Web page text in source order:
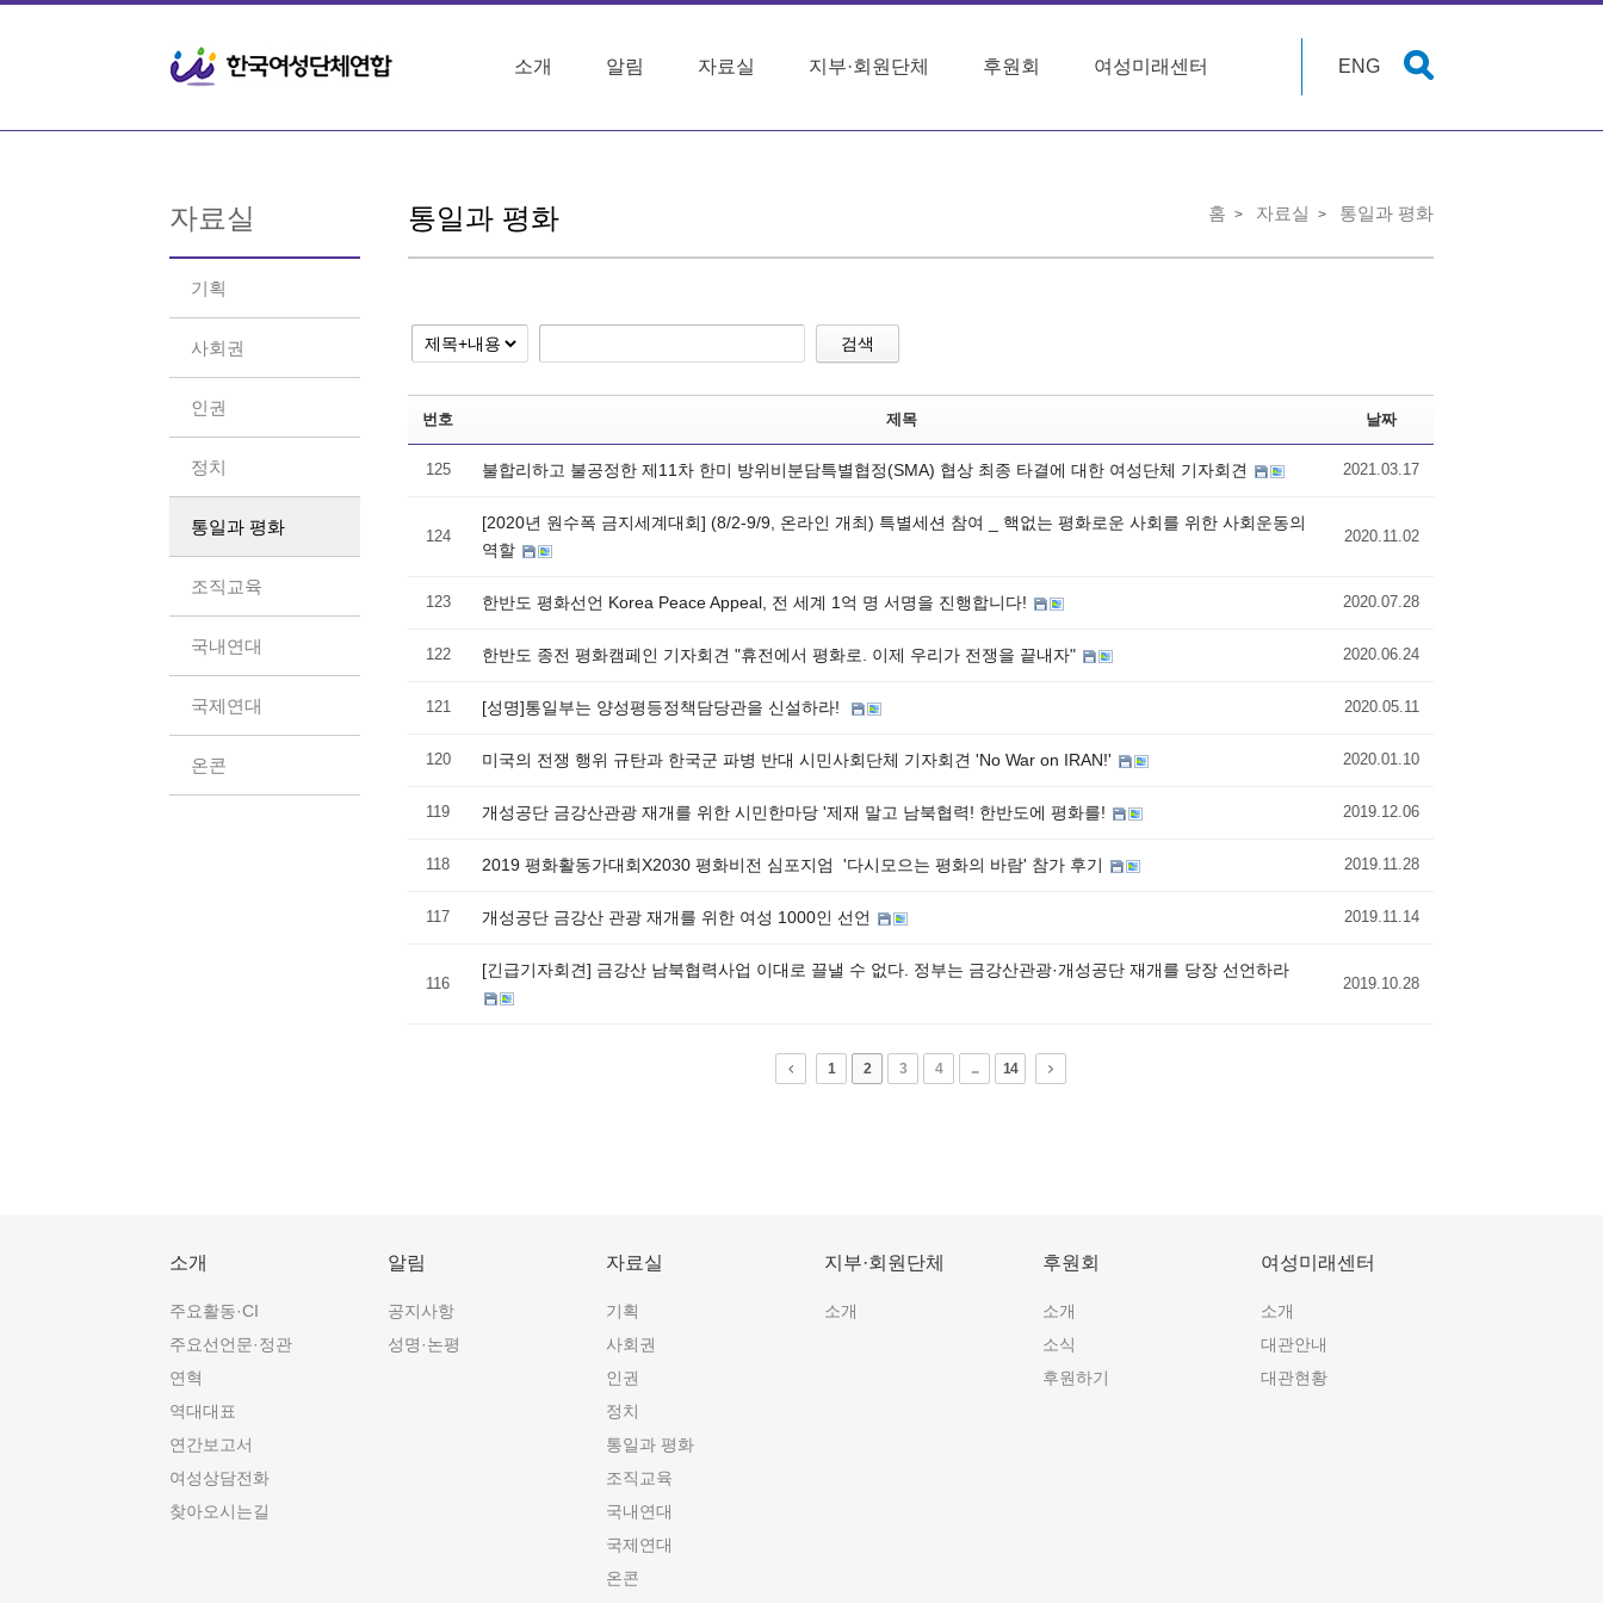
소개 알림 자료실 지부·회원단체 후원회 여성미래센터 ENG
자료실
기획
사회권
인권
정치
통일과 평화
조직교육
국내연대
국제연대
온콘
통일과 평화 홈 자료실 통일과 평화
검색
번호 제목 날짜
125 불합리하고 불공정한 제11차 한미 방위비분담특별협정(SMA) 협상 최종 타결에 대한 여성단체 기자회견 2021.03.17
124
[2020년 원수폭 금지세계대회] (8/2-9/9, 온라인 개최) 특별세션 참여 _ 핵없는 평화로운 사회를 위한 사회운동의
역할
2020.11.02
123 한반도 평화선언 Korea Peace Appeal, 전 세계 1억 명 서명을 진행합니다! 2020.07.28
122 한반도 종전 평화캠페인 기자회견 "휴전에서 평화로. 이제 우리가 전쟁을 끝내자" 2020.06.24
121 [성명]통일부는 양성평등정책담당관을 신설하라! 2020.05.11
120 미국의 전쟁 행위 규탄과 한국군 파병 반대 시민사회단체 기자회견 'No War on IRAN!' 2020.01.10
119 개성공단 금강산관광 재개를 위한 시민한마당 '제재 말고 남북협력! 한반도에 평화를! 2019.12.06
118 2019 평화활동가대회X2030 평화비전 심포지엄 '다시모으는 평화의 바람' 참가 후기 2019.11.28
117 개성공단 금강산 관광 재개를 위한 여성 1000인 선언 2019.11.14
116
[긴급기자회견] 금강산 남북협력사업 이대로 끌낼 수 없다. 정부는 금강산관광·개성공단 재개를 당장 선언하라
2019.10.28
1 2 3 4 ... 14
소개
주요활동·CI
주요선언문·정관
연혁
역대대표
연간보고서
여성상담전화
찾아오시는길
알림
공지사항
성명·논평
자료실
기획
사회권
인권
정치
통일과 평화
조직교육
국내연대
국제연대
온콘
지부·회원단체
소개
후원회
소개
소식
후원하기
여성미래센터
소개
대관안내
대관현황